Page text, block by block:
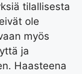
tilallisesta
ole
myös
ja
Haasteena